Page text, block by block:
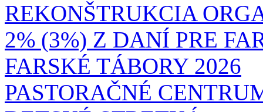
REKONŠTRUKCIA
2% (3%) Z DANÍ PRE
FARSKÉ TÁBORY 2026
PASTORAČNÉ